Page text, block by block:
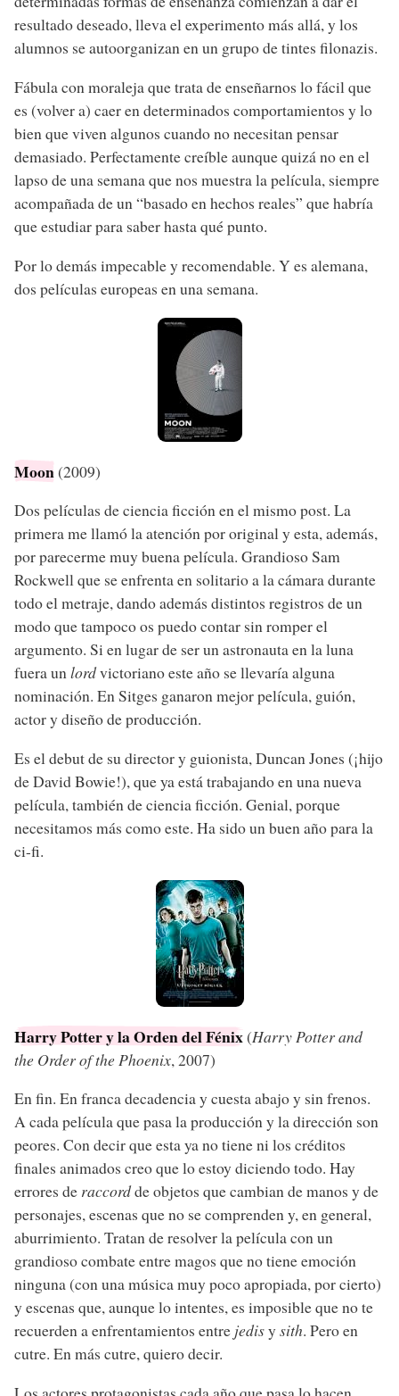
resultado deseado, lleva el experimento más allá, y los
alumnos se autoorganizan en un grupo de tintes filonazis.
Fábula con moraleja que trata de enseñarnos lo fácil que
es (volver a) caer en determinados comportamientos y lo
bien que viven algunos cuando no necesitan pensar
demasiado. Perfectamente creíble aunque quizá no en el
lapso de una semana que nos muestra la película, siempre
acompañada de un “basado en hechos reales” que habría
que estudiar para saber hasta qué punto.
Por lo demás impecable y recomendable. Y es alemana,
dos películas europeas en una semana.
Moon(2009)
Dos películas de ciencia ficción en el mismo post. La
primera me llamó la atención por original y esta, además,
por parecerme muy buena película. Grandioso Sam
Rockwell que se enfrenta en solitario a la cámara durante
todo el metraje, dando además distintos registros de un
modo que tampoco os puedo contar sin romper el
argumento. Si en lugar de ser un astronauta en la luna
fuera unlordvictoriano este año se llevaría alguna
nominación. En Sitges ganaron mejor película, guión,
actor y diseño de producción.
Es el debut de su director y guionista, Duncan Jones (¡hijo
de David Bowie!), que ya está trabajando en una nueva
película, también de ciencia ficción. Genial, porque
necesitamos más como este. Ha sido un buen año para la
ci-fi.
Harry Potter y la Orden del Fénix(Harry Potter and
the Order of the Phoenix, 2007)
En fin. En franca decadencia y cuesta abajo y sin frenos.
A cada película que pasa la producción y la dirección son
peores. Con decir que esta ya no tiene ni los créditos
finales animados creo que lo estoy diciendo todo. Hay
errores de raccordde objetos que cambian de manos y de
personajes, escenas que no se comprenden y, en general,
aburrimiento. Tratan de resolver la película con un
grandioso combate entre magos que no tiene emoción
ninguna (con una música muy poco apropiada, por cierto)
y escenas que, aunque lo intentes, es imposible que no te
recuerden a enfrentamientos entre jedisysith. Pero en
cutre. En más cutre, quiero decir.